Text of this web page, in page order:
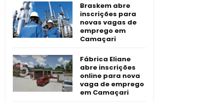
Braskem abre
inscrições para
novas vagas de
emprego em
Camaçari
Fábrica Eliane
abre inscrições
online para nova
vaga de emprego
em Camaçari